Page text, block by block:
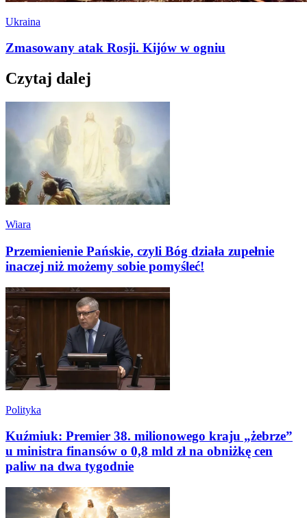
Ukraina
Zmasowany atak Rosji. Kijów w ogniu
Czytaj dalej
Wiara
Przemienienie Pańskie, czyli Bóg działa zupełnie
inaczej niż możemy sobie pomyśleć!
Polityka
Kuźmiuk: Premier 38. milionowego kraju „żebrze”
u ministra finansów o 0,8 mld zł na obniżkę cen
paliw na dwa tygodnie